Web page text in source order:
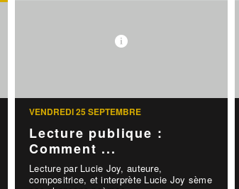
VENDREDI 25 SEPTEMBRE
Lecture publique :
Comment ...
Lecture par Lucie Joy, auteure,
compositrice, et interprète Lucie Joy sème